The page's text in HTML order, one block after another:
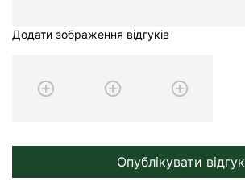
Додати зображення відгуків
Опублікувати відгук